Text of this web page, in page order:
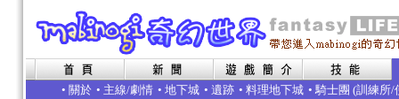
• 關於 • 主線/劇情 • 地下城 • 遺跡 • 料理地下城 • 騎士團 (訓練所/